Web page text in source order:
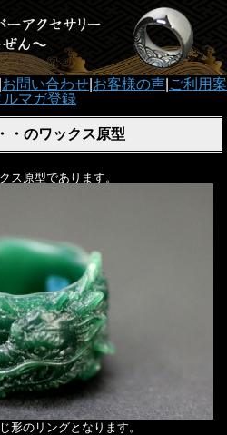
お問い合わせ お客様の声 ご利用案
ルマガ登録
・のワックス原型
ス原型であります。
形のリングとなります。